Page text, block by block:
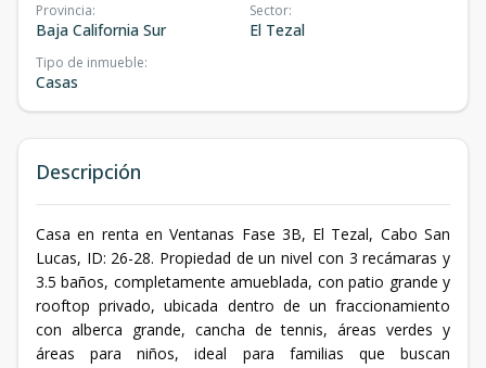
Provincia:
Baja California Sur
Sector:
El Tezal
Tipo de inmueble:
Casas
Descripción
Casa en renta en Ventanas Fase 3B, El Tezal, Cabo San
Lucas, ID: 26-28. Propiedad de un nivel con 3 recámaras y
3.5 baños, completamente amueblada, con patio grande y
rooftop privado, ubicada dentro de un fraccionamiento
con alberca grande, cancha de tennis, áreas verdes y
áreas para niños, ideal para familias que buscan